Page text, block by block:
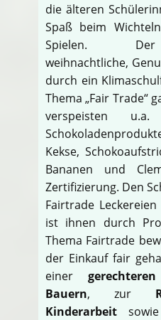
die älteren
Spaß beim
Spielen. Der
weihnachtliche,
durch ein
Thema „Fair Trade“
verspeisten
Kekse,
Bananen und
Zertifizierung. Den
Fairtrade
ist ihnen durch
Thema Fairtrade
der Einkauf fair
einer
Bauern, zur
Kinderarbeit